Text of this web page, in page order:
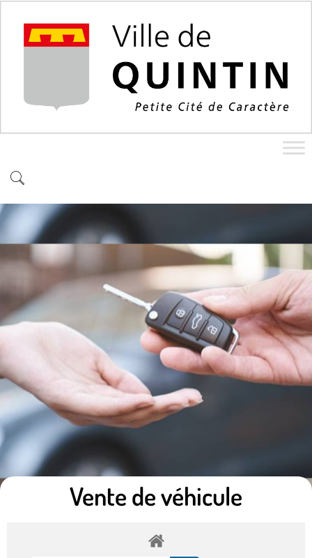
Vente de véhicule